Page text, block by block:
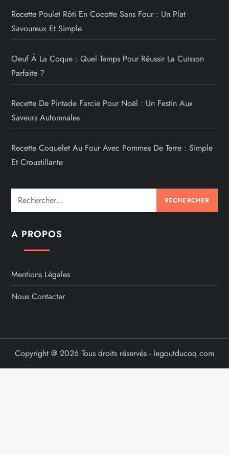
Recette Poulet Rôti En Cocotte Sans Four : Un Plat
Savoureux Et Simple
Oeuf À La Coque : Quel Temps Pour Réussir La Cuisson
Parfaite ?
Recette De Pintade Farcie Pour Noël : Un Festin Aux
Saveurs Automnales
Recette Coquelet Au Four Avec Pommes De Terre : Simple
Et Croustillante
Rechercher :
A PROPOS
Mentions Légales
Nous Contacter
Copyright @ 2026 Tous droits réservés - legoutducoq.com